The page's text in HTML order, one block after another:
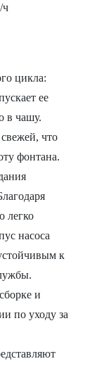
ч
цикла:
ее
в чашу.
что
фонтана.
легко
насоса
к
и
по уходу за